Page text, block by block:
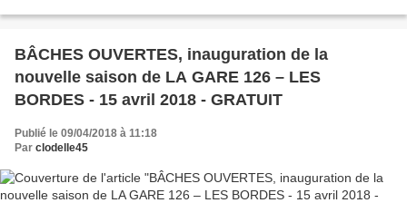
BÂCHES OUVERTES, inauguration de la
nouvelle saison de LA GARE 126 – LES
BORDES - 15 avril 2018 - GRATUIT
Publié le 09/04/2018 à 11:18
Par clodelle45